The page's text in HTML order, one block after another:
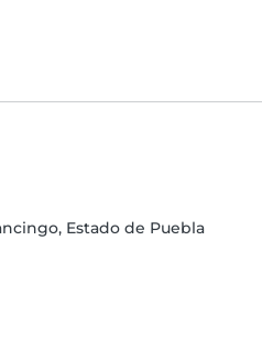
Estado de Puebla